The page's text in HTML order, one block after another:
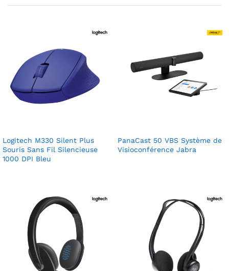
Logitech M330 Silent Plus
Souris Sans Fil Silencieuse
1000 DPI Bleu
PanaCast 50 VBS Système de
Visioconférence Jabra